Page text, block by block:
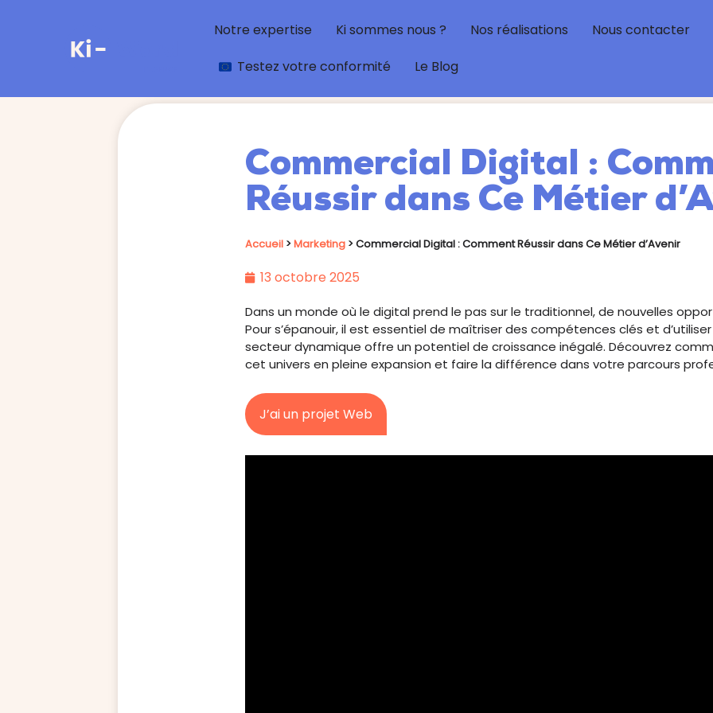
Notre expertise Ki sommes nous ? Nos réalisations
Nous contacter
Testez votre conformité
Le Blog
Commercial Digital :
Réussir dans Ce Métier
Accueil >Marketing >Commercial Digital : Comment Réussir dans Ce Métier d’Avenir
13 octobre 2025
Dans un monde où le digital prend le pas sur le traditionnel, de nouvelles
Pour s’épanouir, il est essentiel de maîtriser des compétences clés et
secteur dynamique offre un potentiel de croissance inégalé. Découvrez
cet univers en pleine expansion et faire la différence dans votre parcours
J’ai un projet Web